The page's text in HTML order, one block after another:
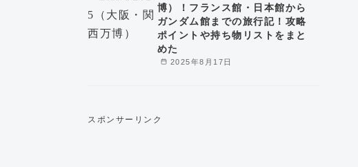
2025年8月17日
博）！フランス館・日本館から
ガンダム館までの旅行記！攻略
ポイントや持ち物リストをまと
めた
スポンサーリンク